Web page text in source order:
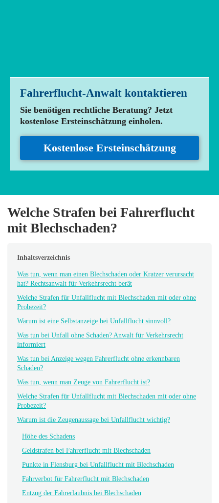
Fahrerflucht-Anwalt kontaktieren
Sie benötigen rechtliche Beratung? Jetzt
kostenlose Ersteinschätzung einholen.
Kostenlose Ersteinschätzung
Welche Strafen bei Fahrerflucht
mit Blechschaden?
Inhaltsverzeichnis
Was tun, wenn man einen Blechschaden oder Kratzer verursacht
hat? Rechtsanwalt für Verkehrsrecht berät
Welche Strafen für Unfallflucht mit Blechschaden mit oder ohne
Probezeit?
Warum ist eine Selbstanzeige bei Unfallflucht sinnvoll?
Was tun bei Unfall ohne Schaden? Anwalt für Verkehrsrecht
informiert
Was tun bei Anzeige wegen Fahrerflucht ohne erkennbaren
Schaden?
Was tun, wenn man Zeuge von Fahrerflucht ist?
Welche Strafen für Unfallflucht mit Blechschaden mit oder ohne
Probezeit?
Warum ist die Zeugenaussage bei Unfallflucht wichtig?
Höhe des Schadens
Geldstrafen bei Fahrerflucht mit Blechschaden
Punkte in Flensburg bei Unfallflucht mit Blechschaden
Fahrverbot für Fahrerflucht mit Blechschaden
Entzug der Fahrerlaubnis bei Blechschaden